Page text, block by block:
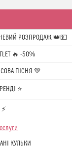
РОЗПРОДАЖ 👑💵
🔥 -50%
ПІСНЯ 💚
⭐️
КУЛЬКИ